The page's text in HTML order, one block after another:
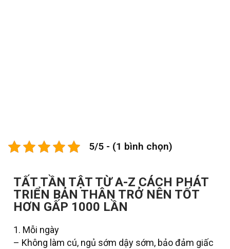
5/5 - (1 bình chọn)
TẤT TẦN TẬT TỪ A-Z CÁCH PHÁT
TRIỂN BẢN THÂN TRỞ NÊN TỐT
HƠN GẤP 1000 LẦN
1. Mỗi ngày
– Không làm cú, ngủ sớm dậy sớm, bảo đảm giấc